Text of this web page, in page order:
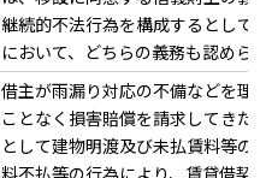
継続的不法行為を構成するとして
において、どちらの義務も認めら
借主が雨漏り対応の不備などを理
ことなく損害賠償を請求してきた
として建物明渡及び未払賃料等の
料不払等の行為により、賃貸借契